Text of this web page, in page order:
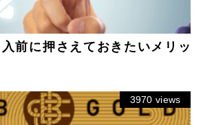
入前に押さえておきたいメリッ
3970 views